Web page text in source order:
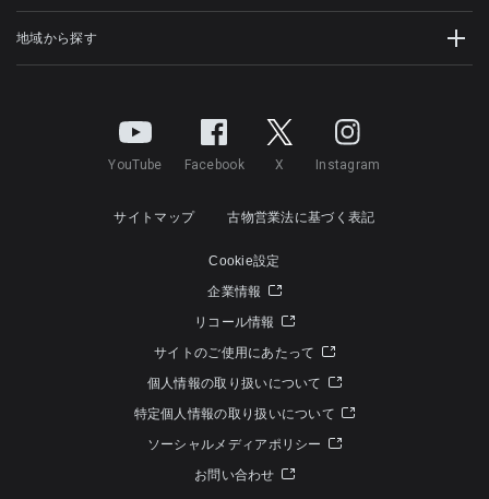
地域から探す
YouTube Facebook X Instagram
サイトマップ 古物営業法に基づく表記
Cookie設定
企業情報
リコール情報
サイトのご使用にあたって
個人情報の取り扱いについて
特定個人情報の取り扱いについて
ソーシャルメディアポリシー
お問い合わせ